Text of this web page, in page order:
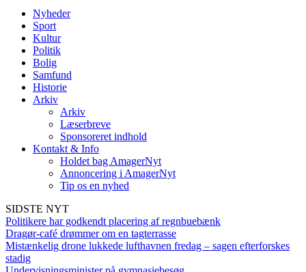
Nyheder
Sport
Kultur
Politik
Bolig
Samfund
Historie
Arkiv
Arkiv
Læserbreve
Sponsoreret indhold
Kontakt & Info
Holdet bag AmagerNyt
Annoncering i AmagerNyt
Tip os en nyhed
SIDSTE NYT
Politikere har godkendt placering af regnbuebænk
Dragør-café drømmer om en tagterrasse
Mistænkelig drone lukkede lufthavnen fredag – sagen efterforskes
stadig